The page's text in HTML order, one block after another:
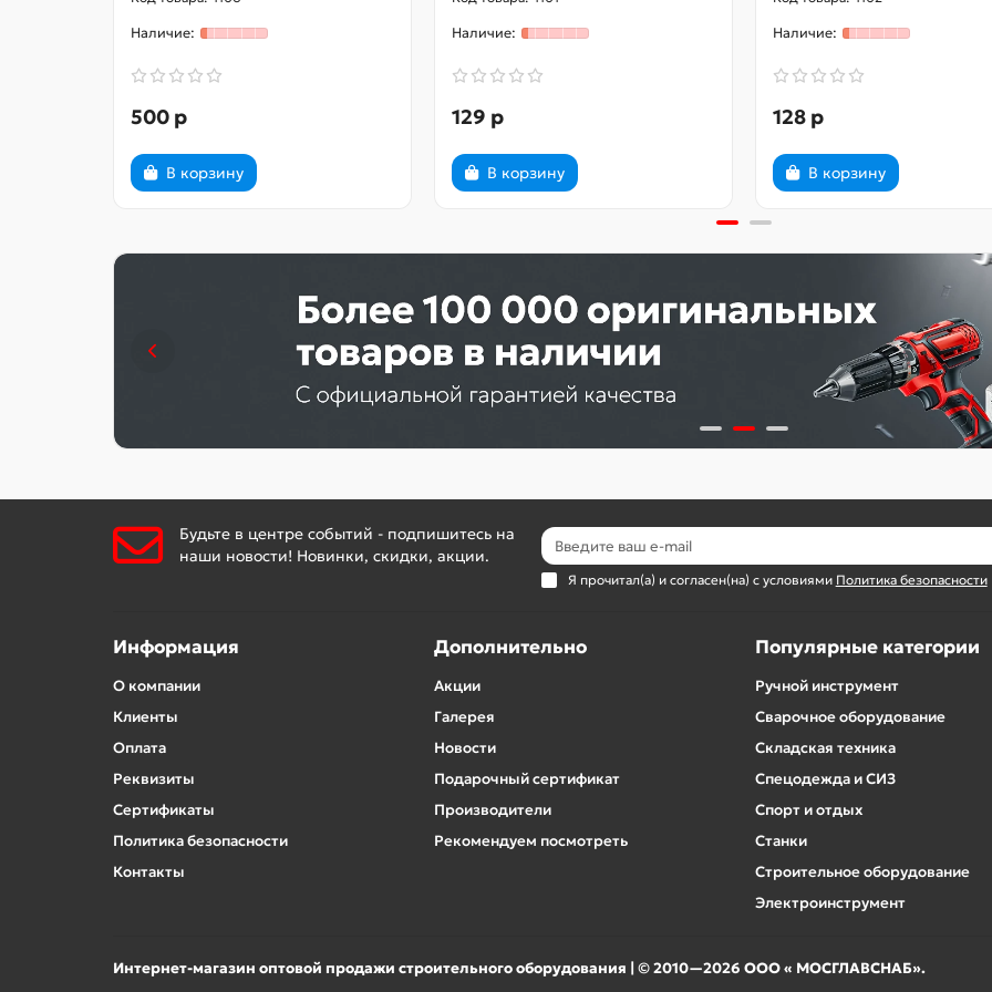
500 р
В корзину
129 р
В корзину
128 р
В корзину
Будьте в центре событий - подпишитесь на
наши новости! Новинки, скидки, акции.
Я прочитал(а) и согласен(на) с условиями Политика безопасности
Информация
О компании
Клиенты
Оплата
Реквизиты
Сертификаты
Политика безопасности
Контакты
Дополнительно
Акции
Галерея
Новости
Подарочный сертификат
Производители
Рекомендуем посмотреть
Популярные категории
Ручной инструмент
Сварочное оборудование
Складская техника
Спецодежда и СИЗ
Спорт и отдых
Станки
Строительное оборудование
Электроинструмент
Интернет-магазин оптовой продажи строительного оборудования | © 2010—2026 ООО « МОСГЛАВСНАБ».